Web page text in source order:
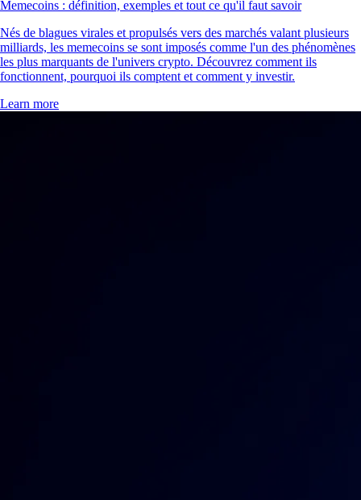
Memecoins : définition, exemples et tout ce qu'il faut savoir
Nés de blagues virales et propulsés vers des marchés valant plusieurs
milliards, les memecoins se sont imposés comme l'un des phénomènes
les plus marquants de l'univers crypto. Découvrez comment ils
fonctionnent, pourquoi ils comptent et comment y investir.
Learn more